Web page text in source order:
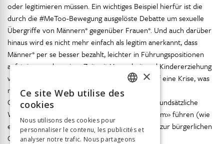
oder legitimieren müssen. Ein wichtiges Beispiel hierfür ist die
durch die #MeToo-Bewegung ausgelöste Debatte um sexuelle
Übergriffe von Männern* gegenüber Frauen*. Und auch darüber
hinaus wird es nicht mehr einfach als legitim anerkannt, dass
Männer* per se besser bezahlt, leichter in Führungspositionen
aufsteigen und weniger Zeit mit Hausarbeit und Kindererziehung
verbringen. Diese Veränderungen verweisen auf eine Krise, was
mit Maihofer (2014, 314) bedeutet, dass sich die
Geschlechterverhältnisse aktuell «auf eine so grundsätzliche
Weise transfor-mieren, dass sie zu etwas «Neuem» führen (wie
etwa beim epochalen Wandel von der feudalen zur bürgerlichen
Gesellschaftsformation)».
ITALIAN
×
Ce site Web utilise des
cookies
Nous utilisons des cookies pour
personnaliser le contenu, les publicités et
analyser notre trafic. Nous partageons